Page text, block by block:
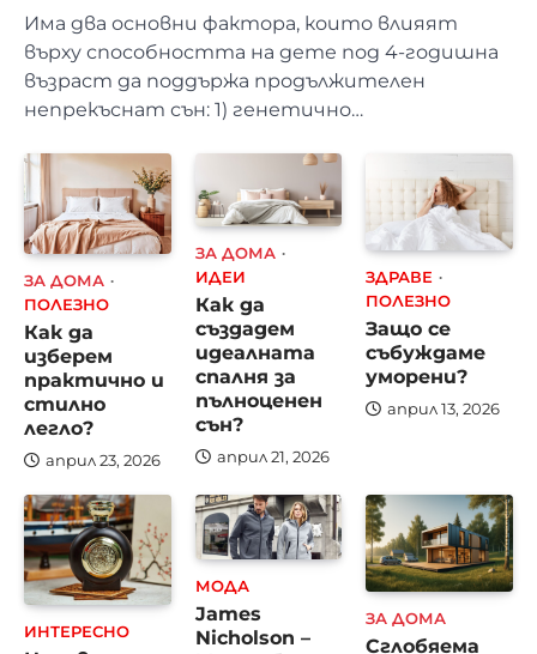
Има два основни фактора, които влияят
върху способността на дете под 4-годишна
възраст да поддържа продължителен
непрекъснат сън: 1) генетично…
ЗА ДОМА
ПОЛЕЗНО
Как да
изберем
практично и
стилно
легло?
април 23, 2026
ЗА ДОМА
ИДЕИ
Как да
създадем
идеалната
спалня за
пълноценен
сън?
април 21, 2026
ЗДРАВЕ
ПОЛЕЗНО
Защо се
събуждаме
уморени?
април 13, 2026
ИНТЕРЕСНО
МОДА
James
Nicholson –
ЗА ДОМА
Сглобяема